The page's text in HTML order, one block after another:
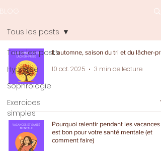
BLOG
Tous les posts
Hypnose
Sophrologie
Exercices
simples
Tous les posts
L’automne, saison du tri et du lâcher-
10 oct. 2025 3 min de lecture
Pourquoi ralentir pendant les vacances
est bon pour votre santé mentale (et
comment faire)